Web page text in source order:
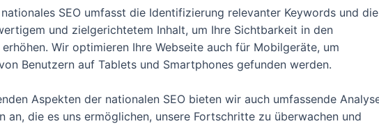
SEO umfasst die Identifizierung relevanter Keywords und die
und zielgerichtetem Inhalt, um Ihre Sichtbarkeit in den
Wir optimieren Ihre Webseite auch für Mobilgeräte, um
Benutzern auf Tablets und Smartphones gefunden werden.
Aspekten der nationalen SEO bieten wir auch umfassende
an, die es uns ermöglichen, unsere Fortschritte zu überwachen und